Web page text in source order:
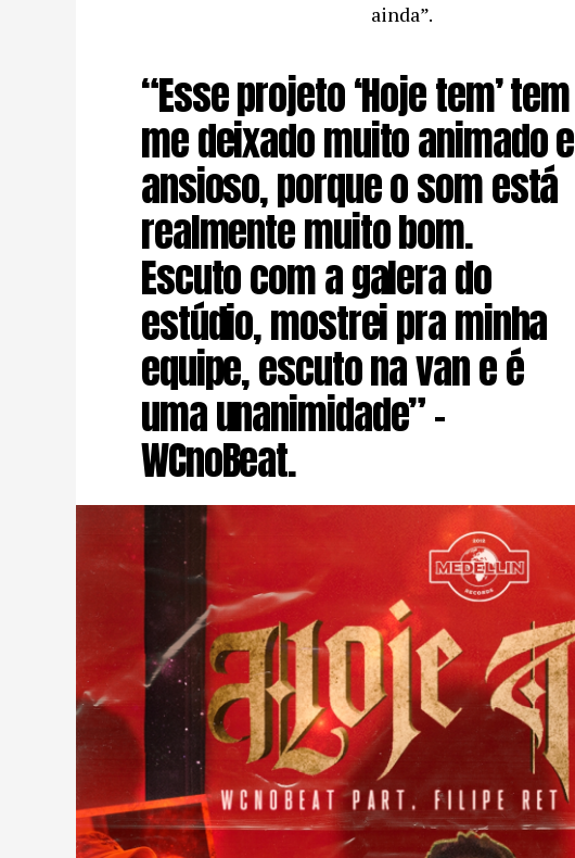
ainda”.
“Esse projeto ‘Hoje tem’ tem
me deixado muito animado e
ansioso, porque o som está
realmente muito bom.
Escuto com a galera do
estúdio, mostrei pra minha
equipe, escuto na van e é
uma unanimidade” –
WCnoBeat.